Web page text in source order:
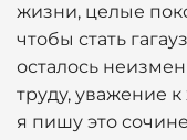
жизни, целые
чтобы стать
осталось
труду, уважение
я пишу это